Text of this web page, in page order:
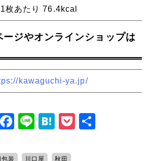
1枚あたり 76.4kcal
ージやオンラインショップは
kawaguchi-ya.jp/
T
F
c
Li
e
H
e
P
包装 川口屋 秋田